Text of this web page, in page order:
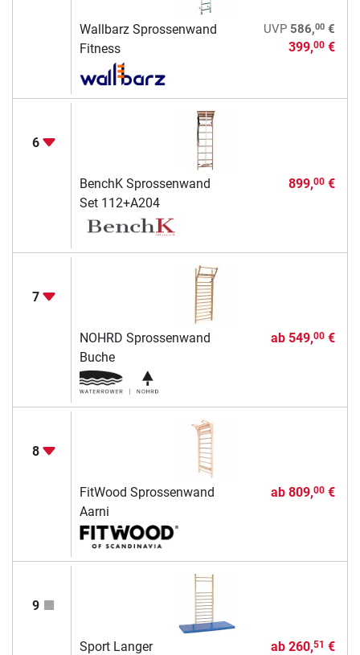
Wallbarz Sprossenwand
Fitness
UVP 586,00€
399,00€
6
BenchK Sprossenwand
Set 112+A204
899,00€
7
NOHRD Sprossenwand
Buche
ab 549,00€
8
FitWood Sprossenwand
Aarni
ab 809,00€
9
Sport Langer
ab 260,51 €